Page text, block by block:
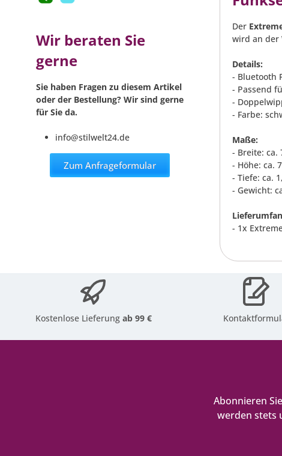
Wir beraten Sie
gerne
Sie haben Fragen zu diesem Artikel
oder der Bestellung? Wir sind gerne
für Sie da.
info@stilwelt24.de
Zum Anfrageformular
Der
wird an der
Details:
- Bluetooth
- Passend
-
- Farbe:
Maße:
- Breite: ca.
- Höhe: ca.
- Tiefe: ca.
- Gewicht:
- 1x
Kostenlose Lieferungab 99 €
Abonnieren
werden stets